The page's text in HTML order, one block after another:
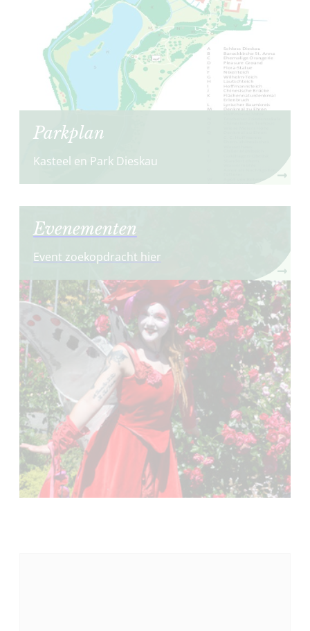
Parkplan
Kasteel en Park Dieskau
Evenementen
Event zoekopdracht hier